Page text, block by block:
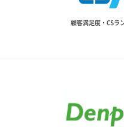
顧客満足度・CSラ